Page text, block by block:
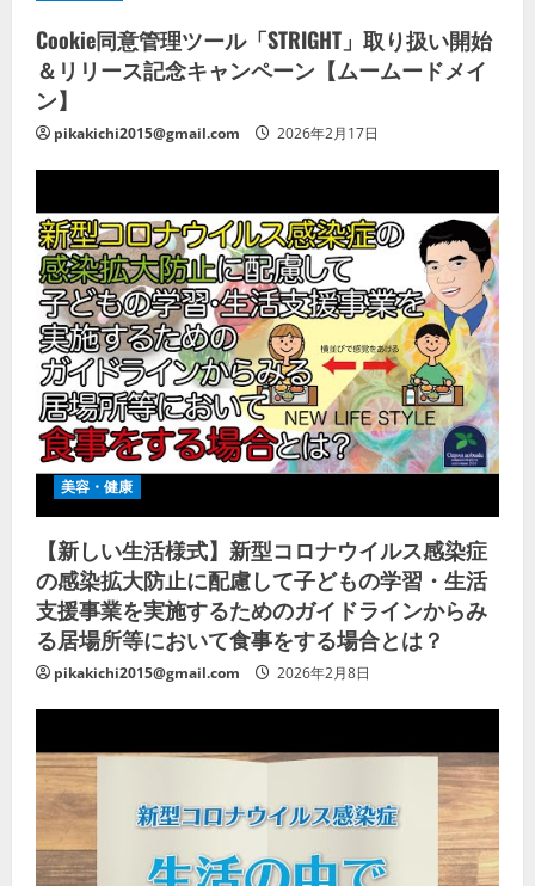
Cookie同意管理ツール「STRIGHT」取り扱い開始
＆リリース記念キャンペーン【ムームードメイ
ン】
pikakichi2015@gmail.com 2026年2月17日
美容・健康
【新しい生活様式】新型コロナウイルス感染症
の感染拡大防止に配慮して子どもの学習・生活
支援事業を実施するためのガイドラインからみ
る居場所等において食事をする場合とは？
pikakichi2015@gmail.com 2026年2月8日